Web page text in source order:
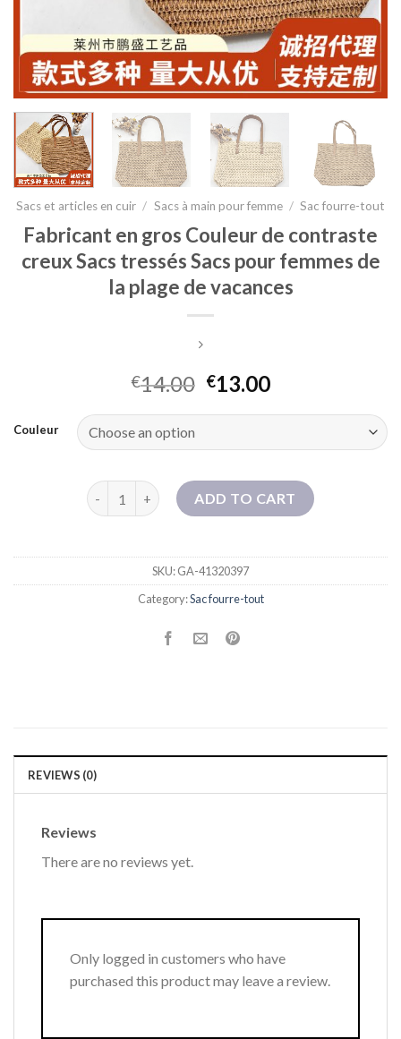
Sacs et articles en cuir / Sacs à main pour femme / Sac fourre-tout
Fabricant en gros Couleur de contraste
creux Sacs tressés Sacs pour femmes de
la plage de vacances
€14.00 €13.00
Couleur
Fabricant en gros Couleur de contraste creux Sacs
ADD TO CART
SKU:GA-41320397
Category:Sac fourre-tout
REVIEWS (0)
Reviews
There are no reviews yet.
Only logged in customers who have
purchased this product may leave a review.